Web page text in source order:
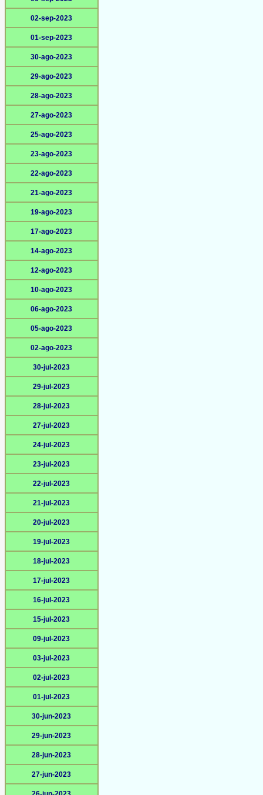
02-sep-2023
01-sep-2023
30-ago-2023
29-ago-2023
28-ago-2023
27-ago-2023
25-ago-2023
23-ago-2023
22-ago-2023
21-ago-2023
19-ago-2023
17-ago-2023
14-ago-2023
12-ago-2023
10-ago-2023
06-ago-2023
05-ago-2023
02-ago-2023
30-jul-2023
29-jul-2023
28-jul-2023
27-jul-2023
24-jul-2023
23-jul-2023
22-jul-2023
21-jul-2023
20-jul-2023
19-jul-2023
18-jul-2023
17-jul-2023
16-jul-2023
15-jul-2023
09-jul-2023
03-jul-2023
02-jul-2023
01-jul-2023
30-jun-2023
29-jun-2023
28-jun-2023
27-jun-2023